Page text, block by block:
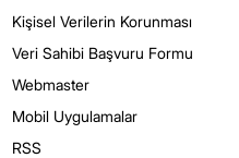
Kişisel Verilerin Korunması
Veri Sahibi Başvuru Formu
Webmaster
Mobil Uygulamalar
RSS